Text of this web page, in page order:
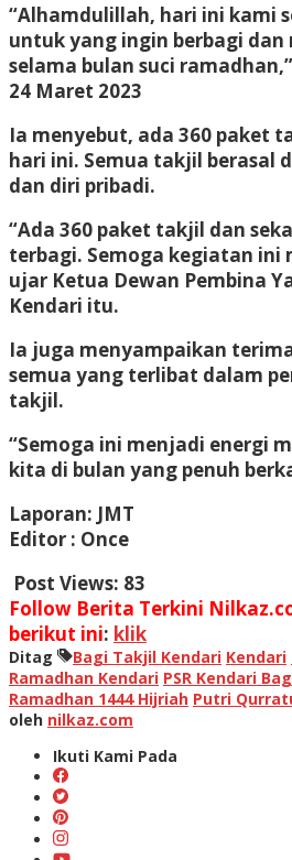
“Alhamdulillah, hari ini kami
untuk yang ingin berbagi
selama bulan suci
24 Maret 2023
Ia menyebut, ada 360 paket
hari ini. Semua takjil berasal
dan diri pribadi.
“Ada 360 paket takjil dan
terbagi. Semoga kegiatan ini
ujar Ketua Dewan Pembina
Kendari itu.
Ia juga menyampaikan
semua yang terlibat dalam
takjil.
“Semoga ini menjadi energi
kita di bulan yang penuh
Laporan: JMT
Editor : Once
Post Views: 83
Follow Berita Terkini
berikut ini: klik
Ditag Bagi Takjil Kendari Kendari
Ramadhan Kendari PSR Kendari
Ramadhan 1444 Hijriah Putri
oleh nilkaz.com
Ikuti Kami Pada